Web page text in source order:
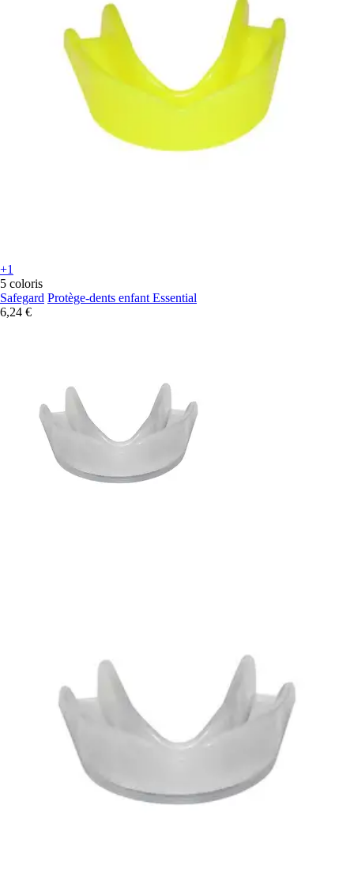
+1
5 coloris
Safegard Protège-dents enfant Essential
6,24 €